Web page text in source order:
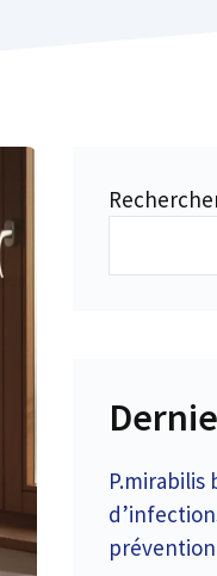
P.mirabilis
prévention